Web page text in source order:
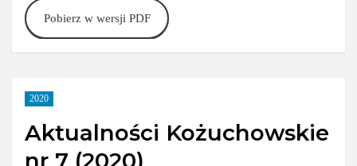
Pobierz w wersji PDF
2020
Aktualności Kożuchowskie
nr 7 (2020)